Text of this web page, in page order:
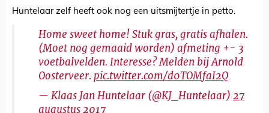
Huntelaar zelf heeft ook nog een uitsmijtertje in petto.
Home sweet home! Stuk gras, gratis afhalen.
(Moet nog gemaaid worden) afmeting +- 3
voetbalvelden. Interesse? Melden bij Arnold
Oosterveer. pic.twitter.com/d0TOMfaI2Q
— Klaas Jan Huntelaar (@KJ_Huntelaar) 27
augustus 2017